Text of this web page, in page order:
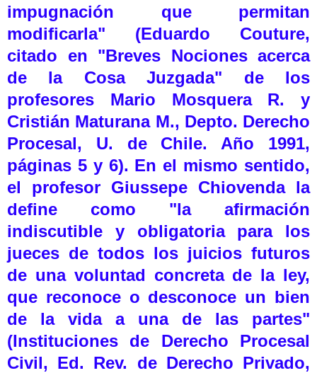
impugnación que permitan
modificarla" (Eduardo Couture,
citado en "Breves Nociones acerca
de la Cosa Juzgada" de los
profesores Mario Mosquera R. y
Cristián Maturana M., Depto. Derecho
Procesal, U. de Chile. Año 1991,
páginas 5 y 6). En el mismo sentido,
el profesor Giussepe Chiovenda la
define como "la afirmación
indiscutible y obligatoria para los
jueces de todos los juicios futuros
de una voluntad concreta de la ley,
que reconoce o desconoce un bien
de la vida a una de las partes"
(Instituciones de Derecho Procesal
Civil, Ed. Rev. de Derecho Privado,